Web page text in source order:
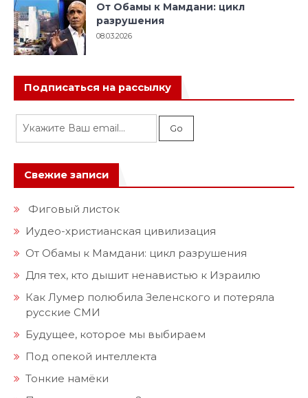
От Обамы к Мамдани: цикл
разрушения
08.03.2026
Подписаться на рассылку
Свежие записи
Фиговый листок
Иудео-христианская цивилизация
От Обамы к Мамдани: цикл разрушения
Для тех, кто дышит ненавистью к Израилю
Как Лумер полюбила Зеленского и потеряла
русские СМИ
Будущее, которое мы выбираем
Под опекой интеллекта
Тонкие намёки